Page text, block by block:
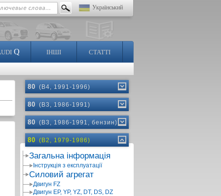
Український
Q ІНШІ СТАТТІ
80 (B4, 1991-1996)
80 (B3, 1986-1991)
80 (B3, 1986-1991, бензин)
80 (B2, 1979-1986)
Загальна інформація
Інструкція з експлуатації
Силовий агрегат
Двигун FZ
Двигун EP, YP, YZ, DT, DS, DZ